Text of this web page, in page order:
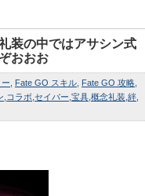
装の中ではアサシン式
おおお
Fate GO スキル
Fate GO 攻略
コラボ セイバー 宝具 概念礼装 絆